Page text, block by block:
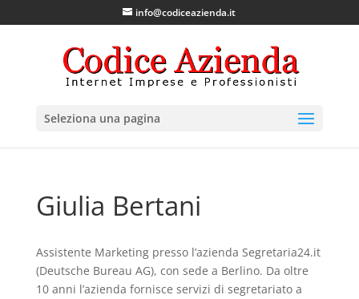
info@codiceazienda.it
Seleziona una pagina
Giulia Bertani
Assistente Marketing presso l’azienda Segretaria24.it
(Deutsche Bureau AG), con sede a Berlino. Da oltre
10 anni l’azienda fornisce servizi di segretariato a